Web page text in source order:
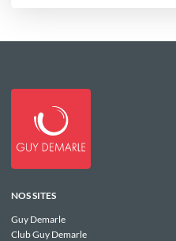
NOS SITES
Guy Demarle
Club Guy Demarle